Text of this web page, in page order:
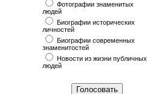
Фотографии знаменитых
людей
Биографии исторических
личностей
Биографии современных
знаменитостей
Новости из жизни публичных
людей